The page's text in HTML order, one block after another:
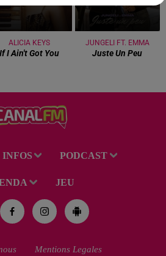
ALICIA KEYS
If I Ain't Got You
JUNGELI FT. EMMA
Juste Un Peu
INFOS PODCAST
JEU
Mentions Legales